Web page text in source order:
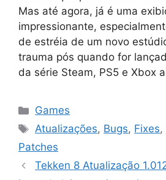
Mas até agora, já é uma
impressionante,
de estréia de um novo
trauma pós quando for
da série Steam, PS5 e Xbox
Categorias
Games
Tags
Atualizações, Bugs, Fixes,
Patches
Tekken 8 Atualização